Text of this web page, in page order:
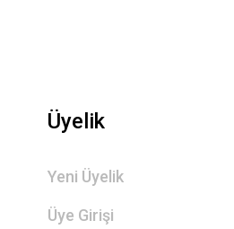
Üyelik
Yeni Üyelik
Üye Girişi